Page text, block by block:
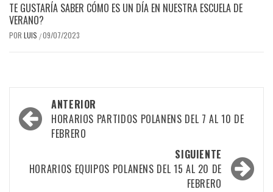
TE GUSTARÍA SABER CÓMO ES UN DÍA EN NUESTRA ESCUELA DE
VERANO?
POR LUIS /09/07/2023
Navegación
por
entradas
ANTERIOR
HORARIOS PARTIDOS POLANENS DEL 7 AL 10 DE
FEBRERO
SIGUIENTE
HORARIOS EQUIPOS POLANENS DEL 15 AL 20 DE
FEBRERO